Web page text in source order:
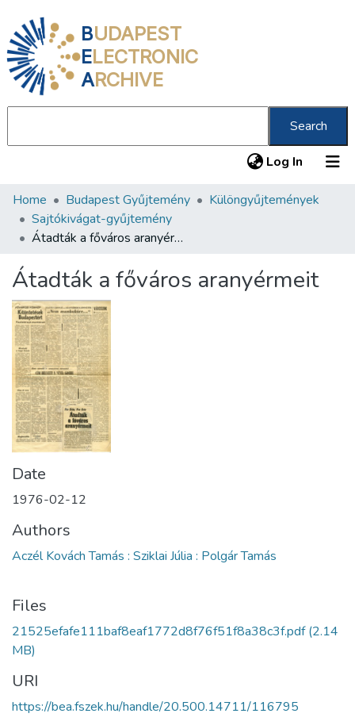
BUDAPEST
ELECTRONIC
ARCHIVE
Search
Log In (current)
Communities & Collections
All of DSpace
Statistics
About us
Home Budapest Gyűjtemény
Különgyűjtemények
Sajtókivágat-gyűjtemény
Átadták a főváros aranyérmeit
Átadták a főváros aranyérmeit
Date
1976-02-12
Authors
Aczél Kovách Tamás : Sziklai Júlia : Polgár Tamás
Files
21525efafe111baf8eaf1772d8f76f51f8a38c3f.pdf(2.14
MB)
URI
https://bea.fszek.hu/handle/20.500.14711/116795